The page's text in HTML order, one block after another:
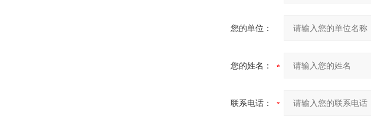
您的单位：
您的姓名：
联系电话：